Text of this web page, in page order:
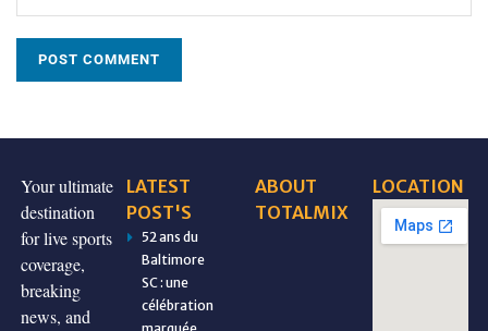
Your ultimate
destination
for live sports
coverage,
breaking
news, and
LATEST
POST'S
52 ans du
Baltimore
SC : une
célébration
ABOUT
TOTALMIX
LOCATION